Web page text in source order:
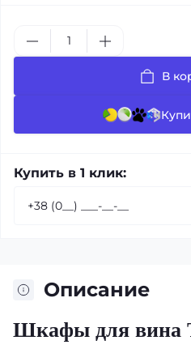
В
Купить в 1 клик:
Описание
Шкафы для вина